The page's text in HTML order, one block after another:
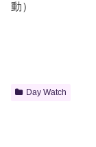
動）
Day Watch